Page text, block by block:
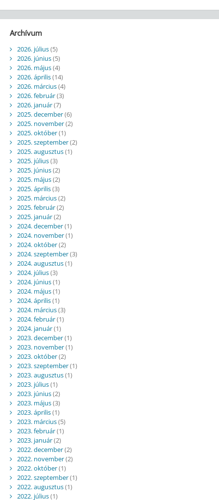
Archívum
2026. július(5)
2026. június(5)
2026. május(4)
2026. április(14)
2026. március(4)
2026. február(3)
2026. január(7)
2025. december(6)
2025. november(2)
2025. október(1)
2025. szeptember(2)
2025. augusztus(1)
2025. július(3)
2025. június(2)
2025. május(2)
2025. április(3)
2025. március(2)
2025. február(2)
2025. január(2)
2024. december(1)
2024. november(1)
2024. október(2)
2024. szeptember(3)
2024. augusztus(1)
2024. július(3)
2024. június(1)
2024. május(1)
2024. április(1)
2024. március(3)
2024. február(1)
2024. január(1)
2023. december(1)
2023. november(1)
2023. október(2)
2023. szeptember(1)
2023. augusztus(1)
2023. július(1)
2023. június(2)
2023. május(3)
2023. április(1)
2023. március(5)
2023. február(1)
2023. január(2)
2022. december(2)
2022. november(2)
2022. október(1)
2022. szeptember(1)
2022. augusztus(1)
2022. július(1)